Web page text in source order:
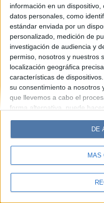
información en un
datos personales, como
estándar enviada por un
personalizado, medición de
investigación de audiencia y
permiso, nosotros y nuestros
localización geográfica
características de
su consentimiento a nosotros
que llevemos a cabo el
forma alternativa, puede
cambiar sus preferencias
Tenga en cuenta que algún
personales puede no
tiene el derecho de rechazar
sus preferencias o retirar su
MÁS
DE
© Perfil.com 2006-2019 -
Registro de